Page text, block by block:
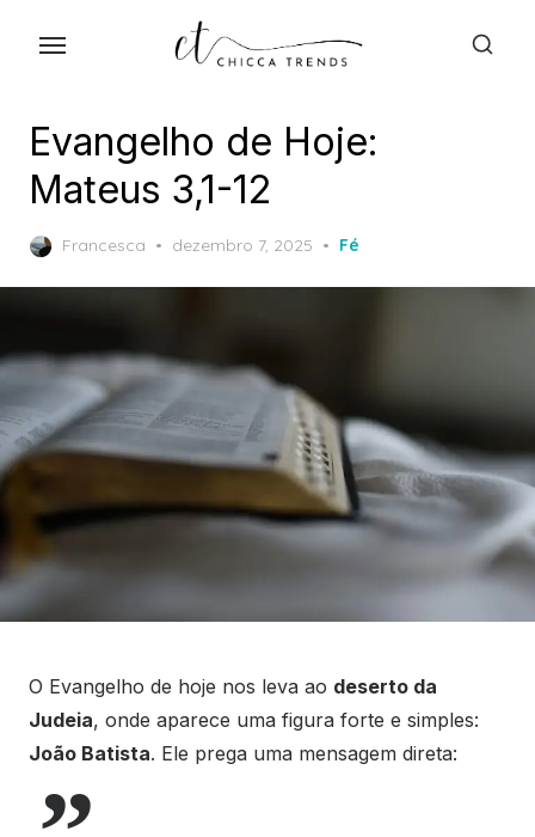
Evangelho de Hoje:
Mateus 3,1-12
Francesca
Posted
dezembro 7, 2025 Fé
O Evangelho de hoje nos leva ao deserto da
Judeia, onde aparece uma figura forte e simples:
João Batista. Ele prega uma mensagem direta: